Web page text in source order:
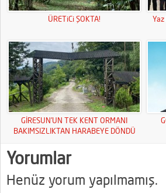
ÜRETiCi ŞOKTA! Yaz
GİRESUN’UN TEK KENT ORMANI
BAKIMSIZLIKTAN HARABEYE DÖNDÜ
Yorumlar
Henüz yorum yapılmamış.